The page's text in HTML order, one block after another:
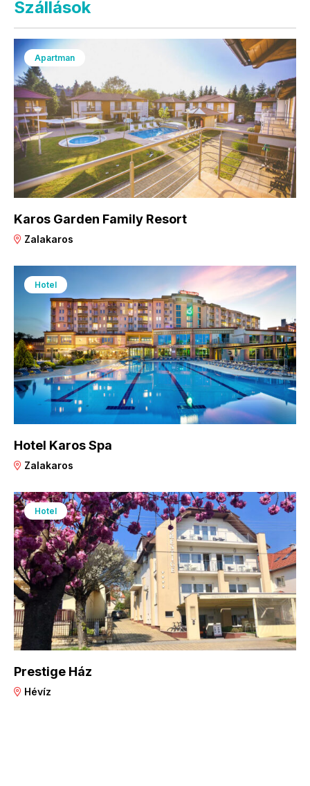
Szállások
Apartman
Karos Garden Family Resort
Zalakaros
Hotel
Hotel Karos Spa
Zalakaros
Hotel
Prestige Ház
Hévíz